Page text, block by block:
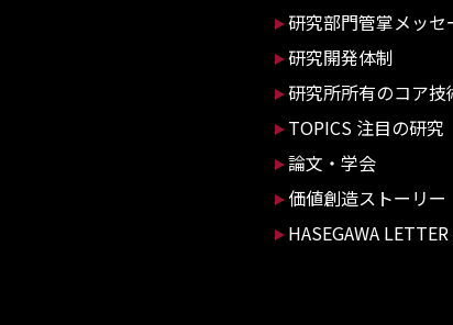
研究部門管掌メッセ
研究開発体制
研究所所有のコア技
TOPICS 注目の研究
論文・学会
価値創造ストーリー
HASEGAWA